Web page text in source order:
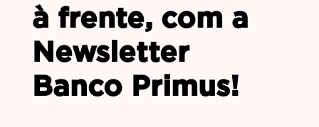
à frente, com a
Newsletter
Banco Primus!